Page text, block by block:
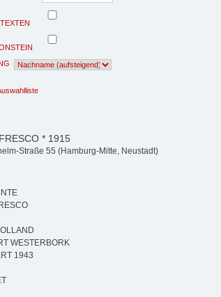
* 1915
Straße 55 (Hamburg-Mitte, Neustadt)
WESTERBORK
1943